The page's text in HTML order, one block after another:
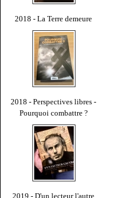
2018 - La Terre demeure
2018 - Perspectives libres -
Pourquoi combattre ?
2019 - D'un lecteur l'autre